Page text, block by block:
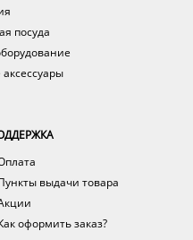
посуда
выдачи товара
оформить заказ?